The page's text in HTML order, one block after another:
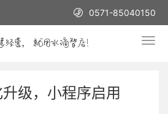
0571-85040150
级，小程序启用